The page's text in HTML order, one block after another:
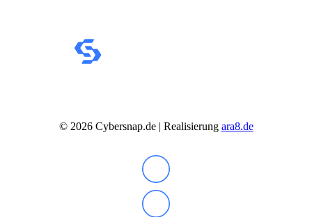
© 2026Cybersnap.de | Realisierung ara8.de